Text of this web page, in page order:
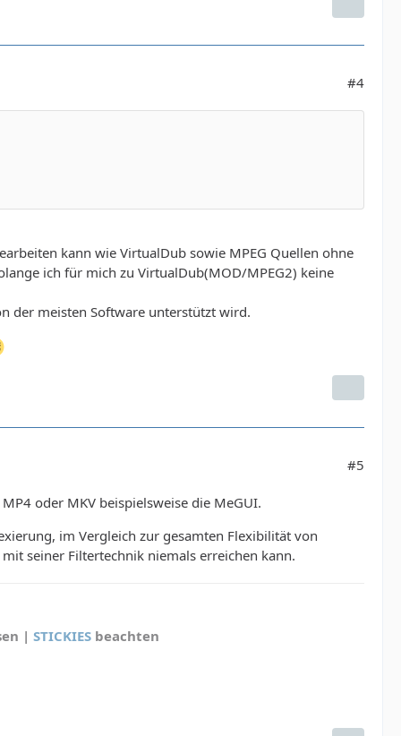
#4
kann wie VirtualDub sowie MPEG Quellen ohne
ich für mich zu VirtualDub(MOD/MPEG2) keine
der meisten Software unterstützt wird.
#5
oder MKV beispielsweise die MeGUI.
im Vergleich zur gesamten Flexibilität von
seiner Filtertechnik niemals erreichen kann.
| STICKIES beachten